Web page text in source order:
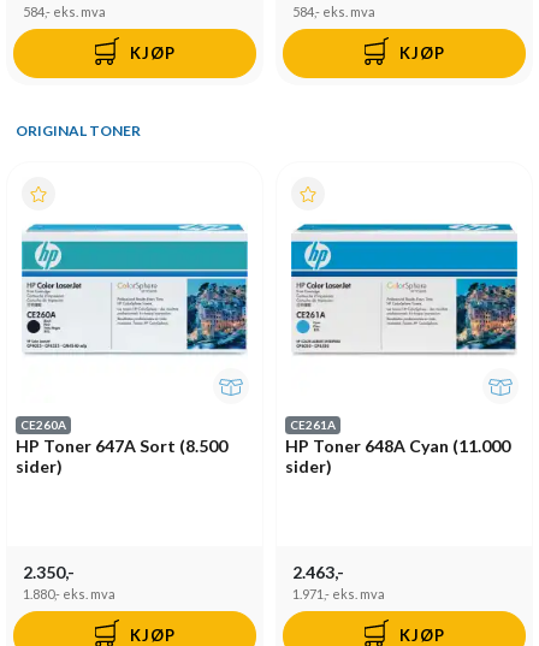
584,- eks. mva
KJØP
584,- eks. mva
KJØP
ORIGINAL TONER
CE260A
HP Toner 647A Sort (8.500
sider)
2.350,-
1.880,- eks. mva
KJØP
CE261A
HP Toner 648A Cyan (11.000
sider)
2.463,-
1.971,- eks. mva
KJØP